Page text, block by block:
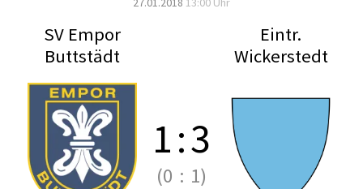
SV Empor
Buttstädt
Eintr.
Wickerstedt
1:3
(0 : 1)